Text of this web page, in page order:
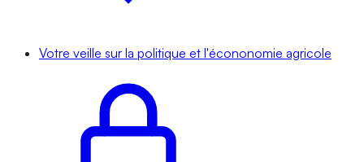
Votre veille sur la politique et l'écononomie agricole